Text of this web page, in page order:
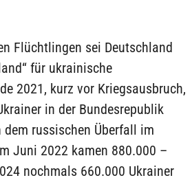
Flüchtlingen sei Deutschland
für ukrainische
2021, kurz vor Kriegsausbruch,
in der Bundesrepublik
russischen Überfall im
Juni 2022 kamen 880.000 –
nochmals 660.000 Ukrainer